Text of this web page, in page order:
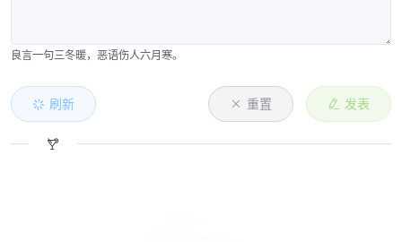
良言一句三冬暖，恶语伤人六月寒。
刷新 重置 发表